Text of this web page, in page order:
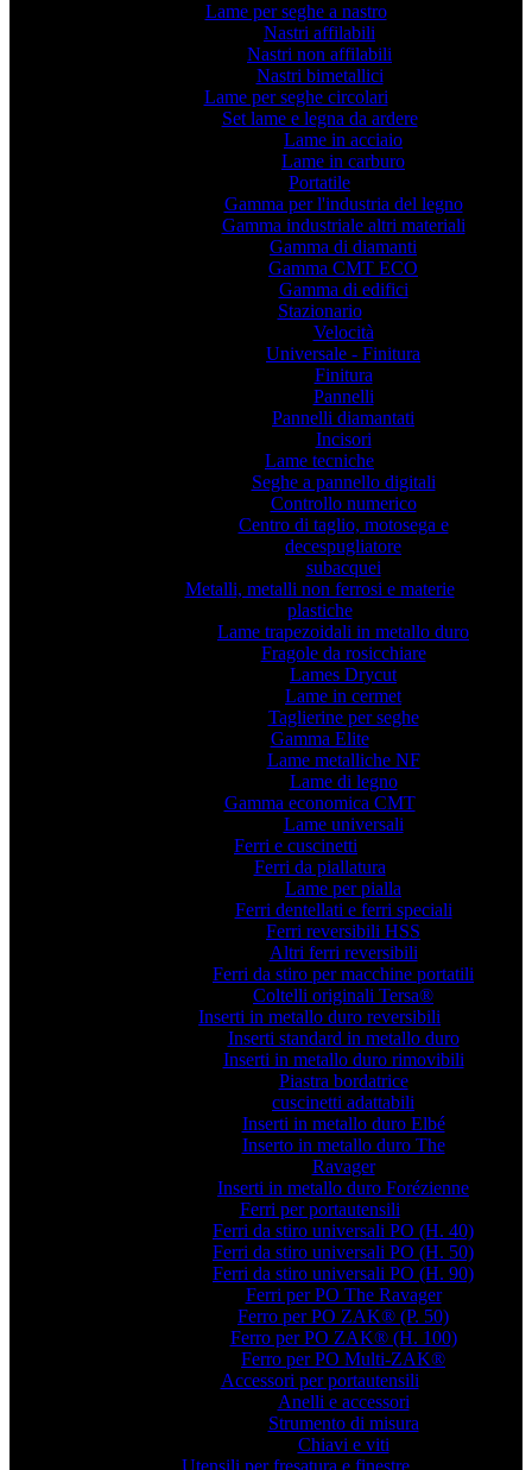
Lame per seghe a nastro
Nastri affilabili
Nastri non affilabili
Nastri bimetallici
Lame per seghe circolari
Set lame e legna da ardere
Lame in acciaio
Lame in carburo
Portatile
Gamma per l'industria del legno
Gamma industriale altri materiali
Gamma di diamanti
Gamma CMT ECO
Gamma di edifici
Stazionario
Velocità
Universale - Finitura
Finitura
Pannelli
Pannelli diamantati
Incisori
Lame tecniche
Seghe a pannello digitali
Controllo numerico
Centro di taglio, motosega e
decespugliatore
subacquei
Metalli, metalli non ferrosi e materie
plastiche
Lame trapezoidali in metallo duro
Fragole da rosicchiare
Lames Drycut
Lame in cermet
Taglierine per seghe
Gamma Elite
Lame metalliche NF
Lame di legno
Gamma economica CMT
Lame universali
Ferri e cuscinetti
Ferri da piallatura
Lame per pialla
Ferri dentellati e ferri speciali
Ferri reversibili HSS
Altri ferri reversibili
Ferri da stiro per macchine portatili
Coltelli originali Tersa®
Inserti in metallo duro reversibili
Inserti standard in metallo duro
Inserti in metallo duro rimovibili
Piastra bordatrice
cuscinetti adattabili
Inserti in metallo duro Elbé
Inserto in metallo duro The
Ravager
Inserti in metallo duro Forézienne
Ferri per portautensili
Ferri da stiro universali PO (H. 40)
Ferri da stiro universali PO (H. 50)
Ferri da stiro universali PO (H. 90)
Ferri per PO The Ravager
Ferro per PO ZAK® (P. 50)
Ferro per PO ZAK® (H. 100)
Ferro per PO Multi-ZAK®
Accessori per portautensili
Anelli e accessori
Strumento di misura
Chiavi e viti
Utensili per fresatura e finestre